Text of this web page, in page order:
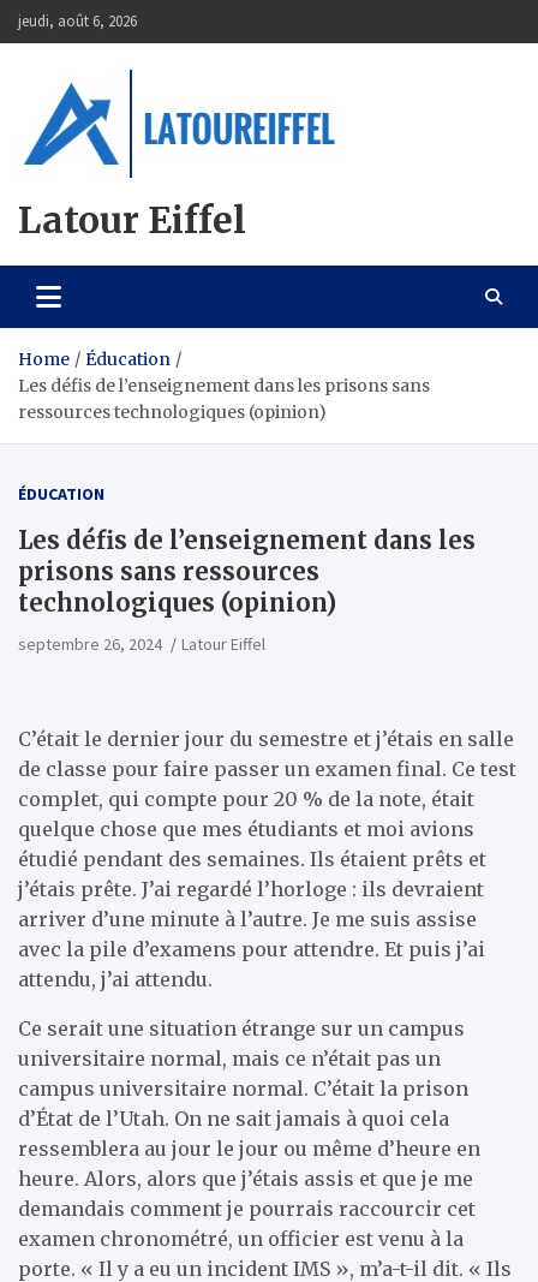
Skip
to
jeudi, août 6, 2026
Latour Eiffel
Home
Éducation
Les défis de l’enseignement dans les prisons sans
ressources technologiques (opinion)
ÉDUCATION
Les défis de l’enseignement dans les
prisons sans ressources
technologiques (opinion)
septembre 26, 2024 Latour Eiffel
C’était le dernier jour du semestre et j’étais en salle
de classe pour faire passer un examen final. Ce test
complet, qui compte pour 20 % de la note, était
quelque chose que mes étudiants et moi avions
étudié pendant des semaines. Ils étaient prêts et
j’étais prête. J’ai regardé l’horloge : ils devraient
arriver d’une minute à l’autre. Je me suis assise
avec la pile d’examens pour attendre. Et puis j’ai
attendu, j’ai attendu.
Ce serait une situation étrange sur un campus
universitaire normal, mais ce n’était pas un
campus universitaire normal. C’était la prison
d’État de l’Utah. On ne sait jamais à quoi cela
ressemblera au jour le jour ou même d’heure en
heure. Alors, alors que j’étais assis et que je me
demandais comment je pourrais raccourcir cet
examen chronométré, un officier est venu à la
porte. « Il y a eu un incident IMS », m’a-t-il dit. « Ils